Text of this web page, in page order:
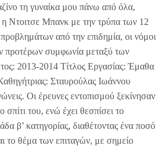
τη γυναίκα μου πάνω από όλα,
η Ντοιτσε Μπανκ με την τρύπα των 12
από την επιδημία, οι νόμοι
προτέρων συμφωνία μεταξύ των
2013-2014 Τίτλος Εργασίας: Έμαθα
Σταυρούλας Ιωάννου
Οι έρευνες εντοπισμού ξεκίνησαν
του, ενώ έχει θεσπίσει το
β’ κατηγορίας, διαθέτοντας ένα ποσό
το θέμα των επιταγών, με σημείο